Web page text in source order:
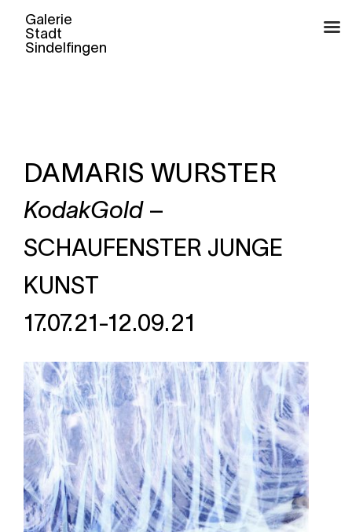
Zum
DAMARIS WURSTER
KodakGold–
SCHAUFENSTER JUNGE
KUNST
17.07.21-12.09.21